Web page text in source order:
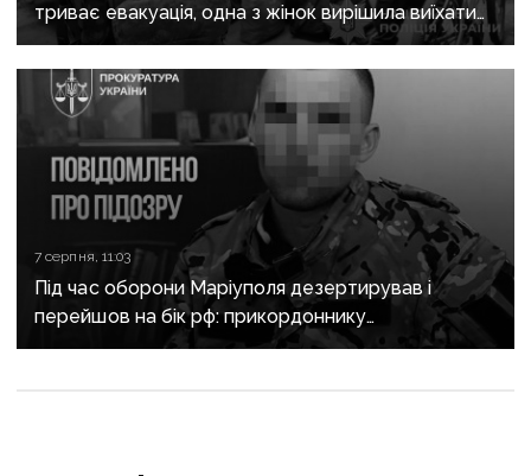
триває евакуація, одна з жінок вирішила виїхати
після загибелі чоловіка
7 серпня, 11:03
Під час оборони Маріуполя дезертирував і
перейшов на бік рф: прикордоннику
з «Азовсталі» повідомили про підозру